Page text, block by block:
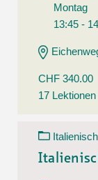
Montag
13:45 -
CHF 340.00
17 Lektionen